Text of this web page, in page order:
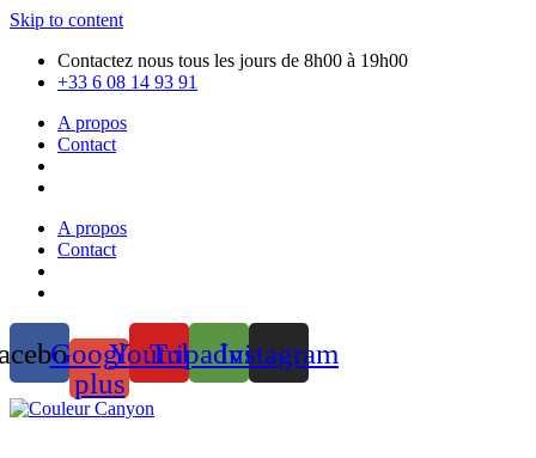
Skip to content
Contactez nous tous les jours de 8h00 à 19h00
+33 6 08 14 93 91
A propos
Contact
A propos
Contact
Google-
plus
Youtube
Tripadvisor
Instagram